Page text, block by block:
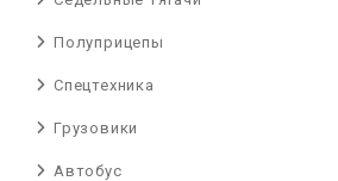
Полуприцепы
Спецтехника
Грузовики
Автобус